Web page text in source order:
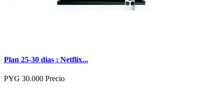
Plan 25-30 dias : Netflix...
PYG 30.000 Precio